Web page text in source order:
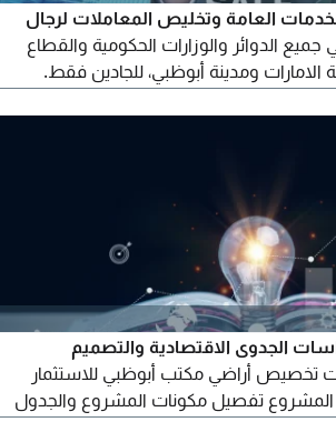
العامة وتخليص المعاملات لرجال
جميع الدوائر والوزارات الحكومية والقطاع
ومدينة أبوظبي، للجادين فقط.
الجدوى الاقتصادية والتصميم
تخصيص أراضي مكتب أبوظبي للاستثمار
تفصيل مكونات المشروع والجدول